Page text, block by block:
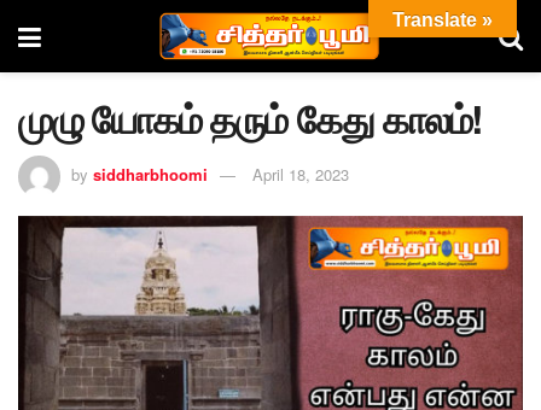
முழு யோகம் தரும் கேது காலம்!
by siddharbhoomi April 18, 2023
Translate »